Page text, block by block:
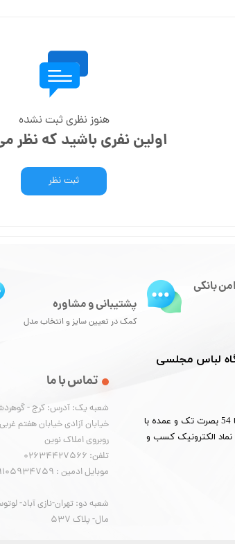
هنوز نظری ثبت نشده
اولین نفری باشید که نظر
ثبت نظر
لباس مجلسی
تولید و بخش لباس مجلسی ارزان، کت و شلوار از سایز 36 تا 54 بصرت تک و عمده با
نماد الکترونیک کسب و
تماس با ما
شعبه یک: آدرس: کرج -
خیابان آزادی خیابان هفتم
روبروی املاک نوین
​​​​​​​تلفن: 02634427566
موبایل ادمین : 09105934759
شعبه دو: تهران-نازی آباد-
مال- پلاک 537
بانکی
پشتیبانی و مشاوره
کمک در تعیین سایز و انتخاب مدل